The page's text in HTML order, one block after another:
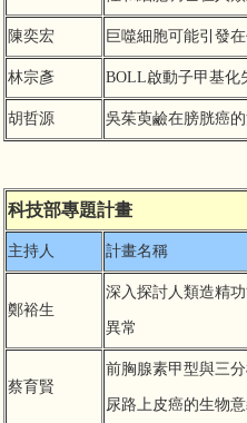
陳奕宏 巨噬細胞可能引發
林宗彥 BOLL啟動子甲基化
胡哲源 吳茱萸鹼在膀胱癌
科技部專題計畫
主持人 計畫名稱
鄭裕生
深入探討人類造精
異常
蔡育賢
前胸腺素甲型與三
尿路上皮癌的生物